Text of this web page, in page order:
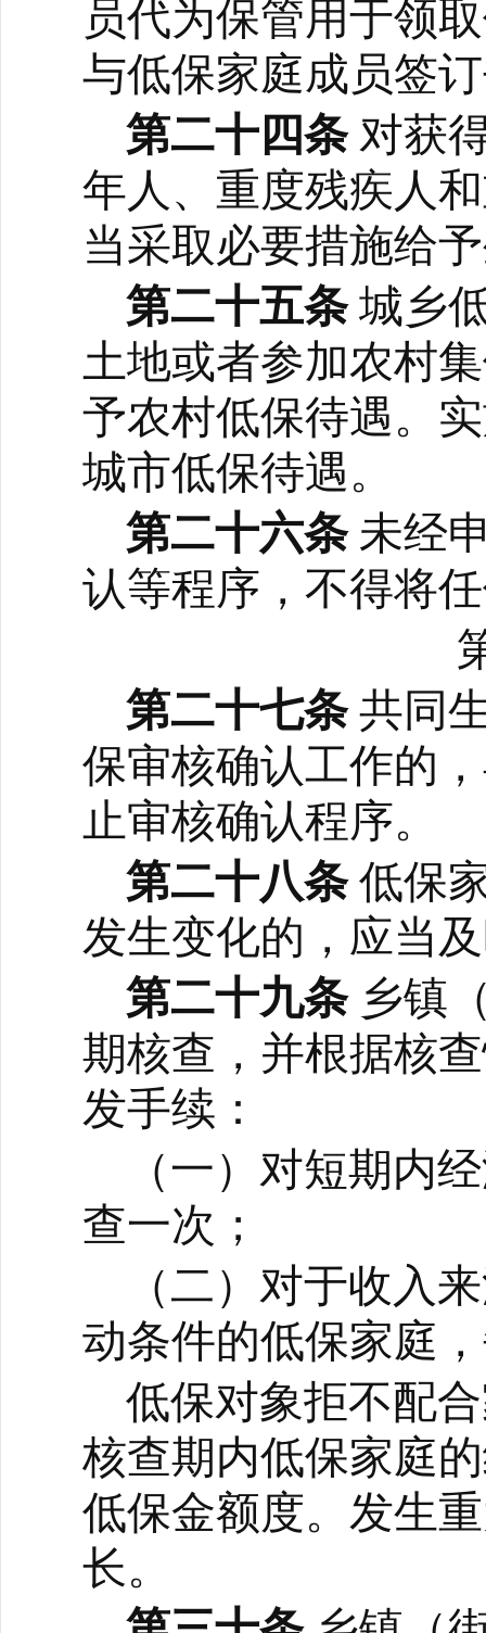
员代为保管用于领
与低保家庭成员签
第二十四条 对获
年人、重度残疾人
当采取必要措施给
第二十五条 城乡
土地或者参加农村
予农村低保待遇。
城市低保待遇。
第二十六条 未经
认等程序，不得将
第二十七条 共同
保审核确认工作的
止审核确认程序。
第二十八条 低保
发生变化的，应当
第二十九条 乡镇
期核查，并根据核
发手续：
（一）对短期内
查一次；
（二）对于收入
动条件的低保家庭
低保对象拒不配
核查期内低保家庭
低保金额度。发生
长。